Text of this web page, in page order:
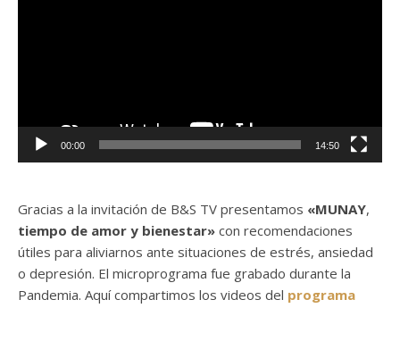
00:00 14:50
Gracias a la invitación de B&S TV presentamos «MUNAY,
tiempo de amor y bienestar» con recomendaciones
útiles para aliviarnos ante situaciones de estrés, ansiedad
o depresión. El microprograma fue grabado durante la
Pandemia. Aquí compartimos los videos del programa